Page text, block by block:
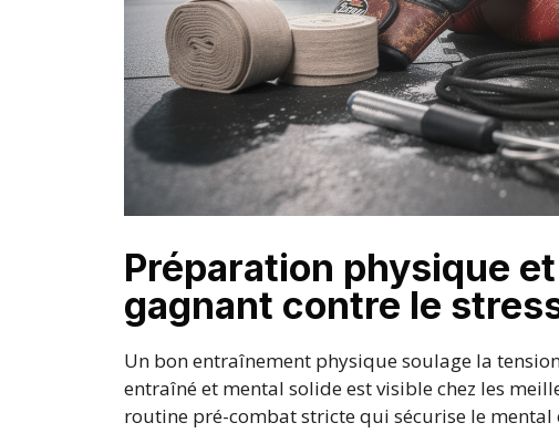
Préparation physique
gagnant contre le
Un bon entraînement physique soulage la
entraîné et mental solide est visible chez les
routine pré-combat stricte qui sécurise le mental